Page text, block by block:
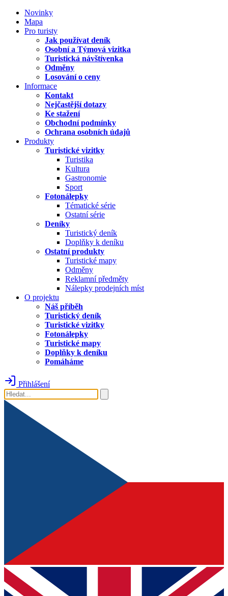
Novinky
Mapa
Pro turisty
Jak používat deník
Osobní a Týmová vizitka
Turistická návštívenka
Odměny
Losování o ceny
Informace
Kontakt
Nejčastější dotazy
Ke stažení
Obchodní podmínky
Ochrana osobních údajů
Produkty
Turistické vizitky
Turistika
Kultura
Gastronomie
Sport
Fotonálepky
Tématické série
Ostatní série
Deníky
Turistický deník
Doplňky k deníku
Ostatní produkty
Turistické mapy
Odměny
Reklamní předměty
Nálepky prodejních míst
O projektu
Náš příběh
Turistický deník
Turistické vizitky
Fotonálepky
Turistické mapy
Doplňky k deníku
Pomáháme
Přihlášení